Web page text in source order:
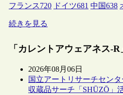
フランス720 ドイツ681 中国638
続きを見る
「カレントアウェアネス-
2026年08月06日
国立アートリサーチセン
収蔵品サーチ「SHŪZŌ」